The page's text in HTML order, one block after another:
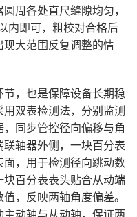
周各处直尺缝隙均匀，
内即可，粗校对合格后
大范围反复调整的情
，也是保障设备长期稳
双表检测法，分别监测
同步管控径向偏移与角
轴器外侧，一块百分表
，用于检测径向跳动数
百分表表头贴合从动端
，反映两轴角度偏差。
动轴与从动轴，保证两